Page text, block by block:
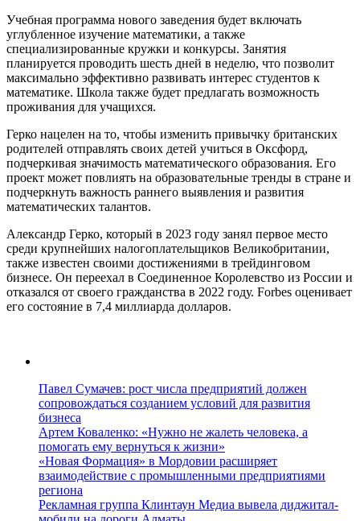
Учебная программа нового заведения будет включать
углубленное изучение математики, а также
специализированные кружки и конкурсы. Занятия
планируется проводить шесть дней в неделю, что позволит
максимально эффективно развивать интерес студентов к
математике. Школа также будет предлагать возможность
проживания для учащихся.
Герко нацелен на то, чтобы изменить привычку британских
родителей отправлять своих детей учиться в Оксфорд,
подчеркивая значимость математического образования. Его
проект может повлиять на образовательные тренды в стране и
подчеркнуть важность раннего выявления и развития
математических талантов.
Александр Герко, который в 2023 году занял первое место
среди крупнейших налогоплательщиков Великобритании,
также известен своими достижениями в трейдинговом
бизнесе. Он переехал в Соединенное Королевство из России и
отказался от своего гражданства в 2022 году. Forbes оценивает
его состояние в 7,4 миллиарда долларов.
Павел Сумачев: рост числа предприятий должен
сопровождаться созданием условий для развития
бизнеса
Артем Коваленко: «Нужно не жалеть человека, а
помогать ему вернуться к жизни»
«Новая Формация» в Мордовии расширяет
взаимодействие с промышленными предприятиями
региона
Рекламная группа Клинтаун Медиа вывела диджитал-